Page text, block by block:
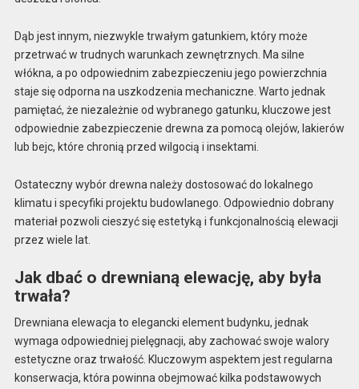
Dąb jest innym, niezwykle trwałym gatunkiem, który może
przetrwać w trudnych warunkach zewnętrznych. Ma silne
włókna, a po odpowiednim zabezpieczeniu jego powierzchnia
staje się odporna na uszkodzenia mechaniczne. Warto jednak
pamiętać, że niezależnie od wybranego gatunku, kluczowe jest
odpowiednie zabezpieczenie drewna za pomocą olejów, lakierów
lub bejc, które chronią przed wilgocią i insektami.
Ostateczny wybór drewna należy dostosować do lokalnego
klimatu i specyfiki projektu budowlanego. Odpowiednio dobrany
materiał pozwoli cieszyć się estetyką i funkcjonalnością elewacji
przez wiele lat.
Jak dbać o drewnianą elewację, aby była
trwała?
Drewniana elewacja to elegancki element budynku, jednak
wymaga odpowiedniej pielęgnacji, aby zachować swoje walory
estetyczne oraz trwałość. Kluczowym aspektem jest regularna
konserwacja, która powinna obejmować kilka podstawowych